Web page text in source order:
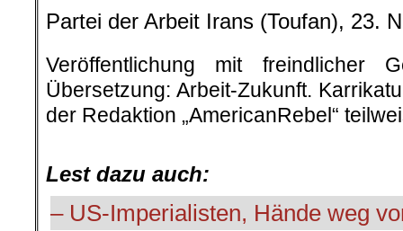
Partei der Arbeit Irans (Toufan), 23.
Veröffentlichung mit freindlicher
Übersetzung: Arbeit-Zukunft.
der Redaktion „AmericanRebel“
Lest dazu auch:
– US-Imperialisten, Hände weg